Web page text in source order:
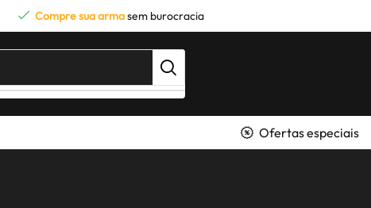
Compre sua armasem burocracia
Ofertas especiais